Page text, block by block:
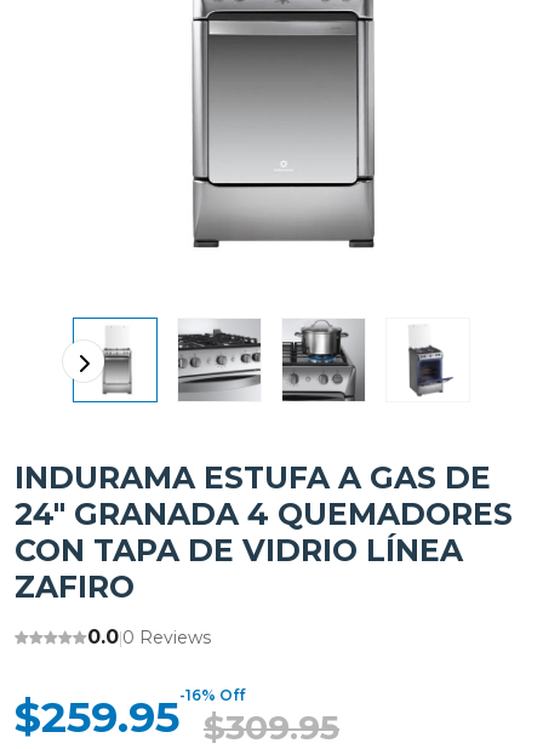
INDURAMA ESTUFA A GAS DE
24" GRANADA 4 QUEMADORES
CON TAPA DE VIDRIO LÍNEA
ZAFIRO
0.0|0 Reviews
$259.95-16% Off
$309.95